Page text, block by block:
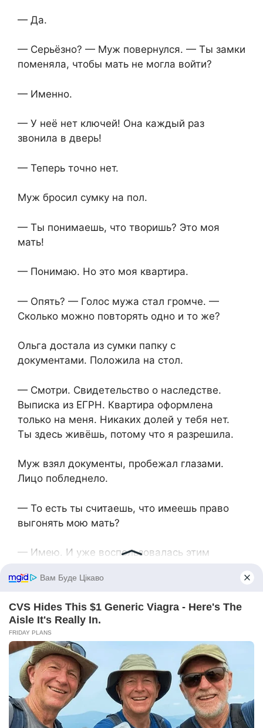
— Да.
— Серьёзно? — Муж повернулся. — Ты замки
поменяла, чтобы мать не могла войти?
— Именно.
— У неё нет ключей! Она каждый раз
звонила в дверь!
— Теперь точно нет.
Муж бросил сумку на пол.
— Ты понимаешь, что творишь? Это моя
мать!
— Понимаю. Но это моя квартира.
— Опять? — Голос мужа стал громче. —
Сколько можно повторять одно и то же?
Ольга достала из сумки папку с
документами. Положила на стол.
— Смотри. Свидетельство о наследстве.
Выписка из ЕГРН. Квартира оформлена
только на меня. Никаких долей у тебя нет.
Ты здесь живёшь, потому что я разрешила.
Муж взял документы, пробежал глазами.
Лицо побледнело.
— То есть ты считаешь, что имеешь право
выгонять мою мать?
— Имею. И уже воспользовалась этим
— Могу. Закон на моей стороне.
Муж швырнул документы на стол.
— Значит, для тебя закон важнее семьи?
— Для меня важнее моё спокойствие. Твоя